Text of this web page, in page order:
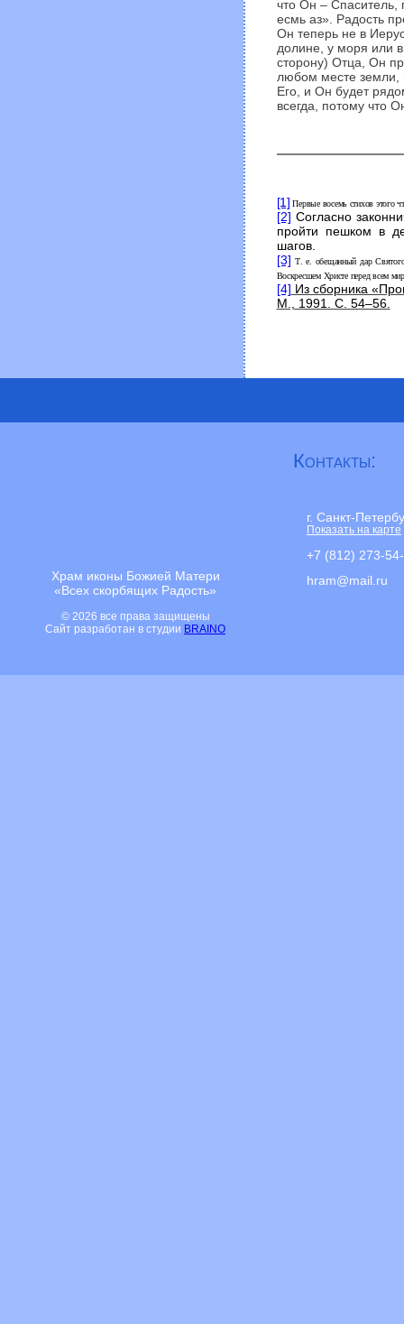
что Он –
есмь аз». Радость
Он теперь не в
долине, у моря или
сторону) Отца, Он
любом месте земли,
Его, и Он будет
всегда, потому что
[1] Первые восемь стихов этого
[2] Согласно
пройти пешком в
шагов.
[3] Т. е. обещанный дар
Воскресшем Христе перед всем
[4] Из сборника
М., 1991. С. 54–56.
Храм иконы Божией Матери
«Всех скорбящих Радость»
© 2026 все права защищены
Сайт разработан в студии BRAINO
Контакты:
г. Санкт-
Показать на карте
+7 (812) 273-
hram@mail.ru